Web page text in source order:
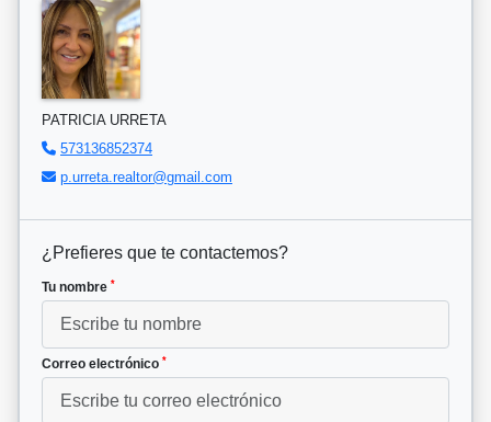
PATRICIA URRETA
573136852374
p.urreta.realtor@gmail.com
¿Prefieres que te contactemos?
Tu nombre *
Correo electrónico *